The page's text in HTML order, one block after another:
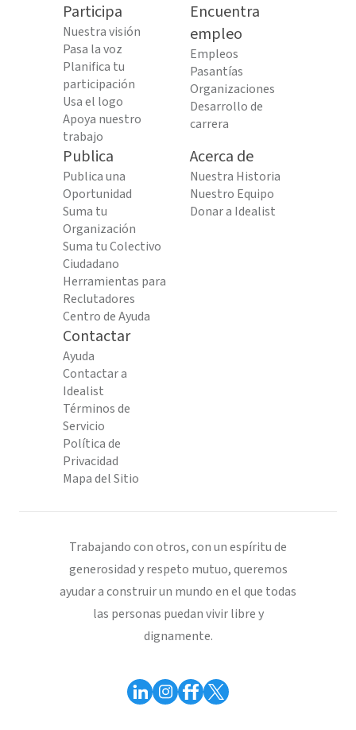
Participa
Nuestra visión
Pasa la voz
Planifica tu
participación
Usa el logo
Apoya nuestro
trabajo
Encuentra
empleo
Empleos
Pasantías
Organizaciones
Desarrollo de
carrera
Publica
Publica una
Oportunidad
Suma tu
Organización
Suma tu Colectivo
Ciudadano
Herramientas para
Reclutadores
Centro de Ayuda
Acerca de
Nuestra Historia
Nuestro Equipo
Donar a Idealist
Contactar
Ayuda
Contactar a
Idealist
Términos de
Servicio
Política de
Privacidad
Mapa del Sitio
Trabajando con otros, con un espíritu de
generosidad y respeto mutuo, queremos
ayudar a construir un mundo en el que todas
las personas puedan vivir libre y
dignamente.